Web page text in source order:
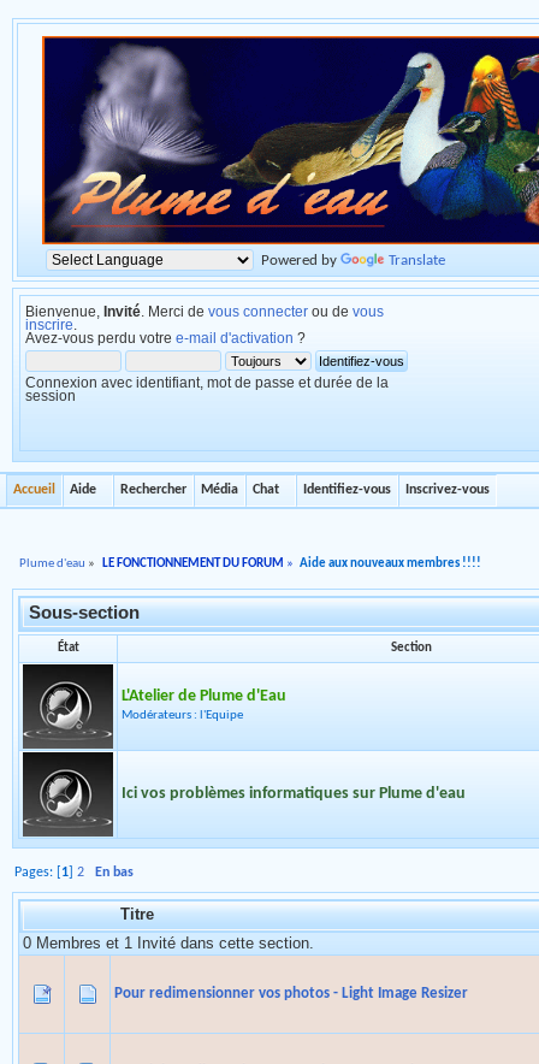
Powered by Translate
Bienvenue, Invité . Merci de vous connecter ou de vous
inscrire
Avez-vous perdu votre e-mail d'activation ?
Connexion avec identifiant, mot de passe et durée de la
session
Accueil Aide Rechercher Média Chat Identifiez-vous Inscrivez-vous
Plume d'eau » LE FONCTIONNEMENT DU FORUM » Aide aux nouveaux membres !!!!
Sous-section
État Section
L'Atelier de Plume d'Eau
Modérateurs : l'Equipe
Ici vos problèmes informatiques sur Plume d'eau
Pages: [ 1 ]2 En bas
Titre
0 Membres et 1 Invité dans cette section.
Pour redimensionner vos photos - Light Image Resizer